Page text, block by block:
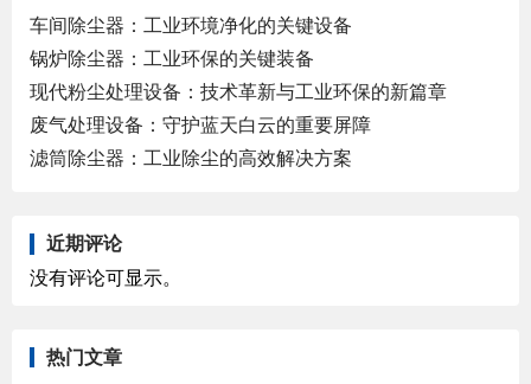
车间除尘器：工业环境净化的关键设备
锅炉除尘器：工业环保的关键装备
现代粉尘处理设备：技术革新与工业环保的新篇章
废气处理设备：守护蓝天白云的重要屏障
滤筒除尘器：工业除尘的高效解决方案
近期评论
没有评论可显示。
热门文章